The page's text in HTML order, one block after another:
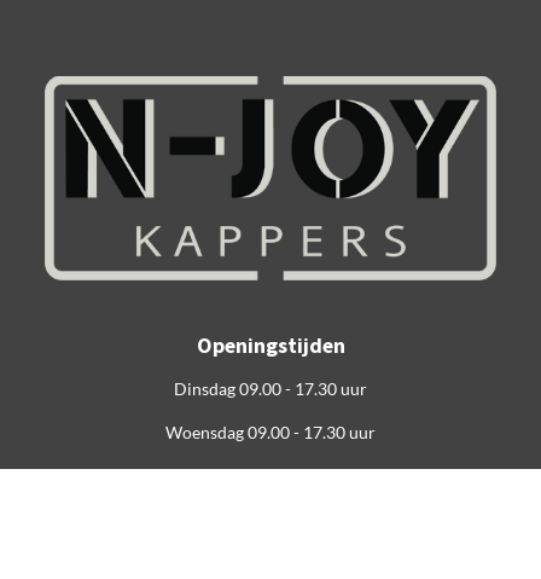
Openingstijden
Dinsdag 09.00 - 17.30 uur
Woensdag 09.00 - 17.30 uur
Donderdag 09.00 - 17.30 uur